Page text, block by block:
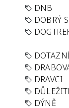
DNB
DOBRÝ
DRAVCI
DÝNĚ